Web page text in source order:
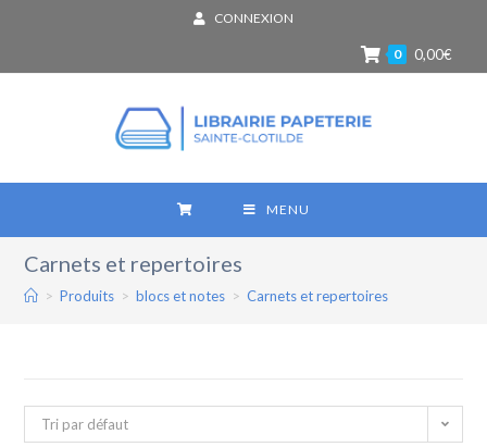
CONNEXION
0 0,00€
MENU
Carnets et repertoires
> Produits > blocs et notes > Carnets et repertoires
Tri par défaut